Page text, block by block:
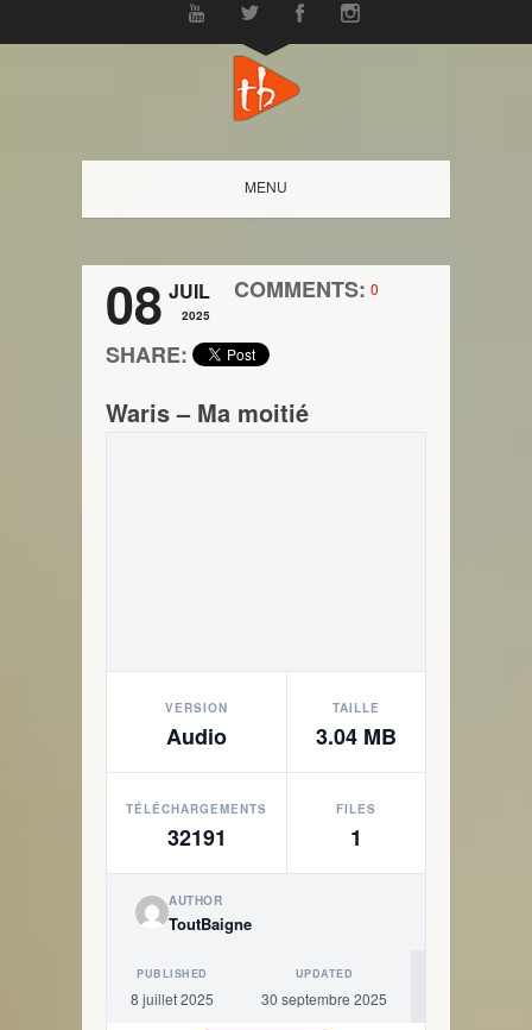
MENU
08 JUIL
2025
COMMENTS: 0
SHARE:
Waris – Ma moitié
VERSION
Audio
TAILLE
3.04 MB
TÉLÉCHARGEMENTS
32191
FILES
1
AUTHOR
ToutBaigne
PUBLISHED
8 juillet 2025
UPDATED
30 septembre 2025